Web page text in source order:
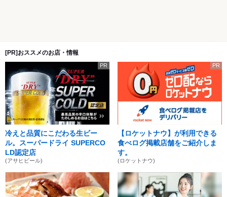
[PR]おススメのお店・情報
PR
冷えと品質にこだわる生ビー
ル。スーパードライ SUPERCO
LD認定店
(アサヒビール)
PR
【ロケットナウ】が利用できる
食べログ掲載店舗をご紹介しま
す。
(ロケットナウ)